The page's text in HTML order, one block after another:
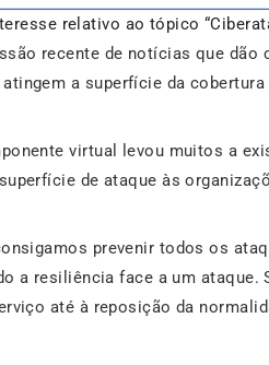
relativo ao tópico
recente de notícias que
a superfície da
virtual levou muitos a
de ataque às
prevenir todos os
a resiliência face a um
até à reposição da